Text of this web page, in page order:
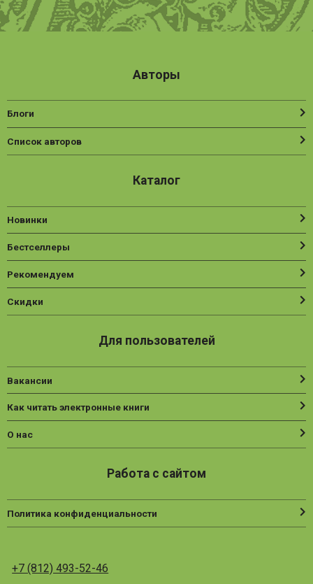
Авторы
Блоги
Список авторов
Каталог
Новинки
Бестселлеры
Рекомендуем
Скидки
Для пользователей
Вакансии
Как читать электронные книги
О нас
Работа с сайтом
Политика конфиденциальности
+7 (812) 493-52-46